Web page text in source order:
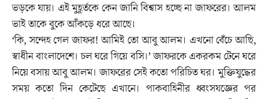
ভড়কে যায়। এই মুহূর্তকে কেন জানি বিশ্বাস হচ্ছে না জাফরের। আলম
ভাই তাকে বুকে আঁকড়ে ধরে আছে।
‘কি, সন্দেহ গেল জাফর! আমিই তো আবু আলম। এখনো বেঁচে আছি,
স্বাধীন বাংলাদেশে। চল ঘরে গিয়ে বসি।’ জাফরকে একরকম টেনে ঘরে
নিয়ে বসায় আবু আলম। জাফরের সেই কতো পরিচিত ঘর। মুক্তিযুদ্ধের
সময় কতো দিন কেটেছে এখানে। পাকবাহিনীর ধ্বংসযজ্ঞের পর